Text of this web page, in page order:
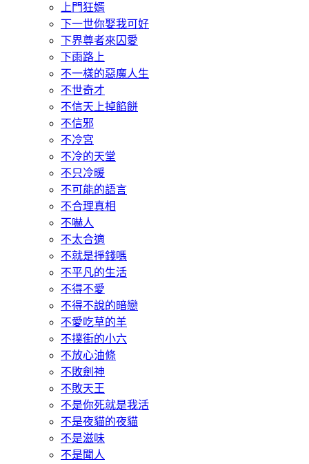
上門狂婿
下一世你娶我可好
下界尊者來囚愛
下雨路上
不一樣的惡魔人生
不世奇才
不信天上掉餡餅
不信邪
不冷宮
不冷的天堂
不只冷暖
不可能的語言
不合理真相
不嚇人
不太合適
不就是掙錢嗎
不平凡的生活
不得不愛
不得不說的暗戀
不愛吃草的羊
不撲街的小六
不放心油條
不敗劍神
不敗天王
不是你死就是我活
不是夜貓的夜貓
不是滋味
不是聞人